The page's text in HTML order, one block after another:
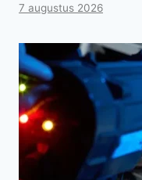
7 augustus 2026